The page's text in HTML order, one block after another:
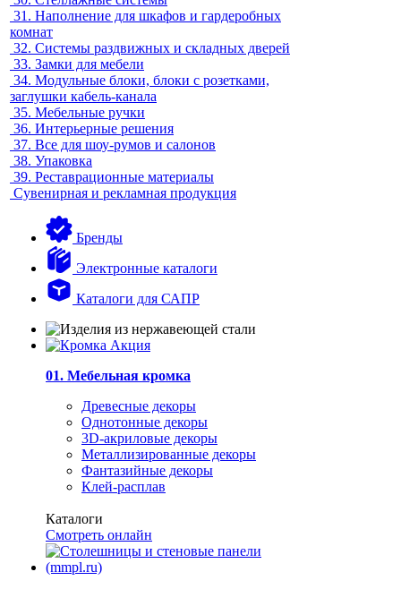
31. Наполнение для шкафов и гардеробных
комнат
32. Системы раздвижных и складных дверей
33. Замки для мебели
34. Модульные блоки, блоки с розетками,
заглушки кабель-канала
35. Мебельные ручки
36. Интерьерные решения
37. Все для шоу-румов и салонов
38. Упаковка
39. Реставрационные материалы
Сувенирная и рекламная продукция
Бренды
Электронные каталоги
Каталоги для САПР
01. Мебельная кромка
Древесные декоры
Однотонные декоры
3D-акриловые декоры
Металлизированные декоры
Фантазийные декоры
Клей-расплав
Каталоги
Смотреть онлайн